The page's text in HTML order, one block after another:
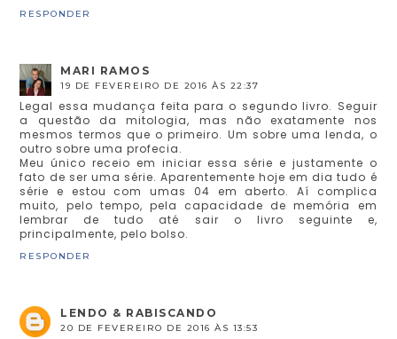
RESPONDER
MARI RAMOS
19 DE FEVEREIRO DE 2016 ÀS 22:37
Legal essa mudança feita para o segundo livro. Seguir
a questão da mitologia, mas não exatamente nos
mesmos termos que o primeiro. Um sobre uma lenda, o
outro sobre uma profecia.
Meu único receio em iniciar essa série e justamente o
fato de ser uma série. Aparentemente hoje em dia tudo é
série e estou com umas 04 em aberto. Aí complica
muito, pelo tempo, pela capacidade de memória em
lembrar de tudo até sair o livro seguinte e,
principalmente, pelo bolso.
RESPONDER
LENDO & RABISCANDO
20 DE FEVEREIRO DE 2016 ÀS 13:53